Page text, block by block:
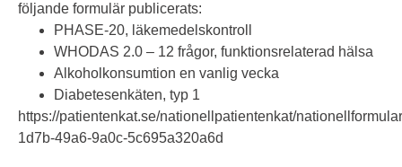
följande formulär publicerats:
PHASE-20, läkemedelskontroll
WHODAS 2.0 – 12 frågor, funktionsrelaterad hälsa
Alkoholkonsumtion en vanlig vecka
Diabetesenkäten, typ 1
https://patientenkat.se/nationellpatientenkat/
1d7b-49a6-9a0c-5c695a320a6d